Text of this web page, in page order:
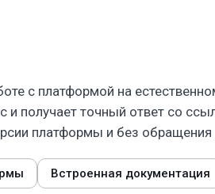
с платформой на
и получает точный ответ со
платформы и без
Встроенная документация